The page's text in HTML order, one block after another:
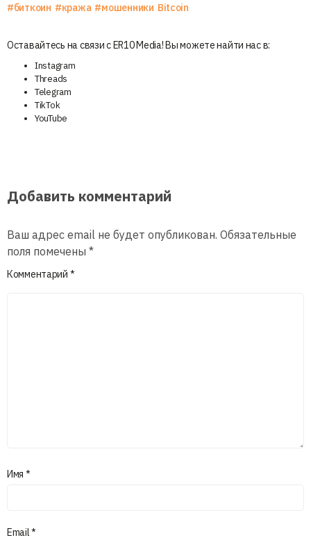
#биткоин #кража #мошенники Bitcoin
Оставайтесь на связи с ER10 Media! Вы можете найти нас в:
Instagram
Threads
Telegram
TikTok
YouTube
Добавить комментарий
Ваш адрес email не будет опубликован. Обязательные
поля помечены *
Комментарий *
Имя *
Email*